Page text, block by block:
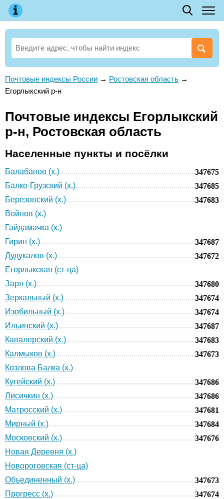
Почтовые индексы России → Ростовская область →
Егорлыкский р-н
Почтовые индексы Егорлыкский
р-н, Ростовская область
Населенные пункты и посёлки
Балабанов (х.)
347675
Балко-Грузский (х.)
347685
Березовский (х.)
347683
Войнов (х.)
Гайдамачка (х.)
Гирин (х.)
347687
Дудукалов (х.)
347672
Егорлыкская (ст-ца)
Заря (х.)
347680
Зеркальный (х.)
347674
Изобильный (х.)
347674
Ильинский (х.)
347687
Кавалерский (х.)
347683
Калмыков (х.)
347673
Козлова Балка (х.)
Кугейский (х.)
347686
Лисичкин (х.)
347686
Матросский (х.)
347681
Мирный (х.)
347684
Московский (х.)
347676
Новая Деревня (х.)
Новороговская (ст-ца)
Объединенный (х.)
347673
Прогресс (х.)
347674